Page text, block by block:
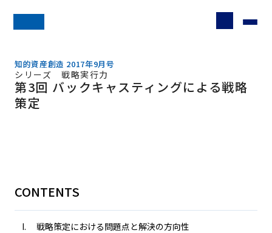
知的資産創造 2017年9月号
シリーズ 戦略実行力
第3回 バックキャスティングによる戦略
策定
CONTENTS
戦略策定における問題点と解決の方向性